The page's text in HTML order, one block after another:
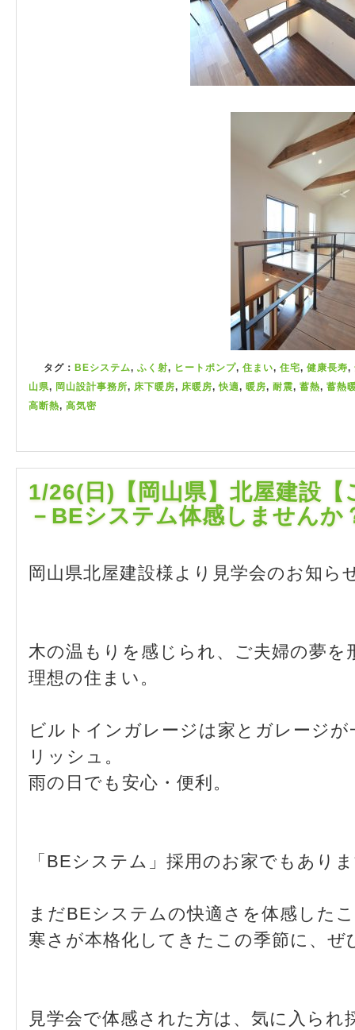
タグ： BEシステム, ふく射, ヒートポンプ, 住まい, 住宅, 健康長寿,
山県, 岡山設計事務所, 床下暖房, 床暖房,快適, 暖房, 耐震, 蓄熱, 蓄熱
高断熱, 高気密
1/26(日)【岡山県】北屋建設【
－BEシステム体感しませんか
岡山県北屋建設様より見学会のお知ら
木の温もりを感じられ、ご夫婦の夢
理想の住まい。
ビルトインガレージは家とガレージ
リッシュ。
雨の日でも安心・便利。
「BEシステム」採用のお家でもあり
まだBEシステムの快適さを体感した
寒さが本格化してきたこの季節に、ぜ
見学会で体感された方は、気に入ら